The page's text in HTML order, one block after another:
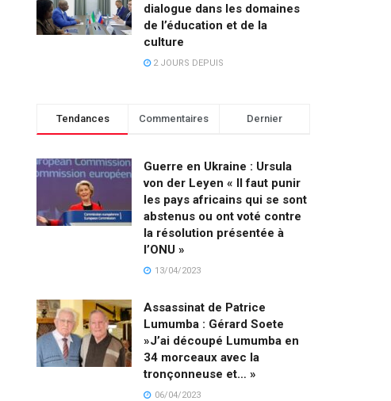
dialogue dans les domaines
de l’éducation et de la
culture
2 JOURS DEPUIS
Tendances Commentaires Dernier
Guerre en Ukraine : Ursula
von der Leyen « Il faut punir
les pays africains qui se sont
abstenus ou ont voté contre
la résolution présentée à
l’ONU »
13/04/2023
Assassinat de Patrice
Lumumba : Gérard Soete
»J’ai découpé Lumumba en
34 morceaux avec la
tronçonneuse et… »
06/04/2023